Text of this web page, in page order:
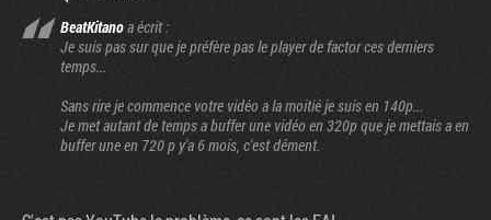
BeatKitanoa écrit :
Je suis pas sur que je préfère pas le player de factor ces derniers
temps...
Sans rire je commence votre vidéo a la moitié je suis en 140p...
Je met autant de temps a buffer une vidéo en 320p que je mettais a en
buffer une en 720 p y'a 6 mois, c'est dément.